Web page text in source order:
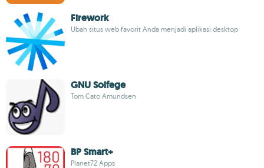
Firework
Ubah situs web favorit Anda menjadi aplikasi desktop
GNU Solfege
Tom Cato Amundsen
BP Smart+
Planet72 Apps